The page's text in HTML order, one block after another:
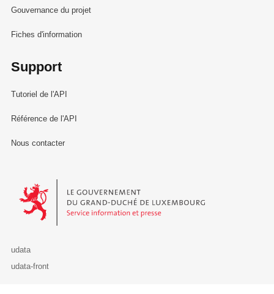
Gouvernance du projet
Fiches d'information
Support
Tutoriel de l'API
Référence de l'API
Nous contacter
Le Gouvernement du Grand-Duché de Luxembourg - Service
udata
udata-front